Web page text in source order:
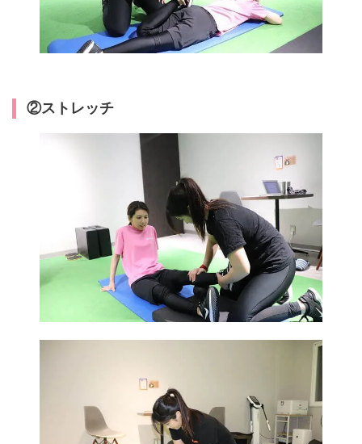
②ストレッチ